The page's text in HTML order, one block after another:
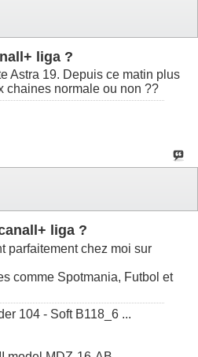
liga ?
Astra 19. Depuis ce matin plus
chaines normale ou non ??
liga ?
parfaitement chez moi sur
comme Spotmania, Futbol et
104 - Soft B118_6 ...